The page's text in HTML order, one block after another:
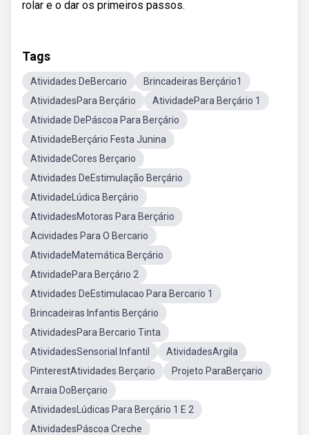
rolar e o dar os primeiros passos.
Tags
Atividades DeBercario
Brincadeiras Berçário1
AtividadesPara Berçário
AtividadePara Berçário 1
Atividade DePáscoa Para Berçário
AtividadeBerçário Festa Junina
AtividadeCores Berçario
Atividades DeEstimulação Berçário
AtividadeLúdica Berçário
AtividadesMotoras Para Berçário
Acividades Para O Bercario
AtividadeMatemática Berçário
AtividadePara Berçário 2
Atividades DeEstimulacao Para Bercario 1
Brincadeiras Infantis Berçário
AtividadesPara Bercario Tinta
AtividadesSensorial Infantil
AtividadesArgila
PinterestAtividades Berçario
Projeto ParaBerçario
Arraia DoBerçario
AtividadesLúdicas Para Berçário 1 E 2
AtividadesPáscoa Creche